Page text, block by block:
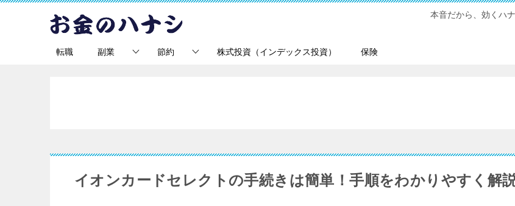
本音だから、効くハ
転職 副業 節約 株式投資（インデックス投資） 保険
イオンカードセレクトの手続きは簡単！手順をわかりやすく解説